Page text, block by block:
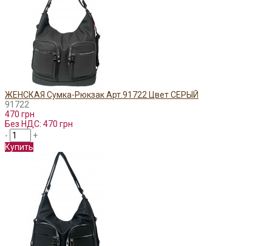
ЖЕНСКАЯ Сумка-Рюкзак Арт.91722 Цвет СЕРЫЙ
91722
470 грн
Без НДС: 470 грн
-
+
Купить